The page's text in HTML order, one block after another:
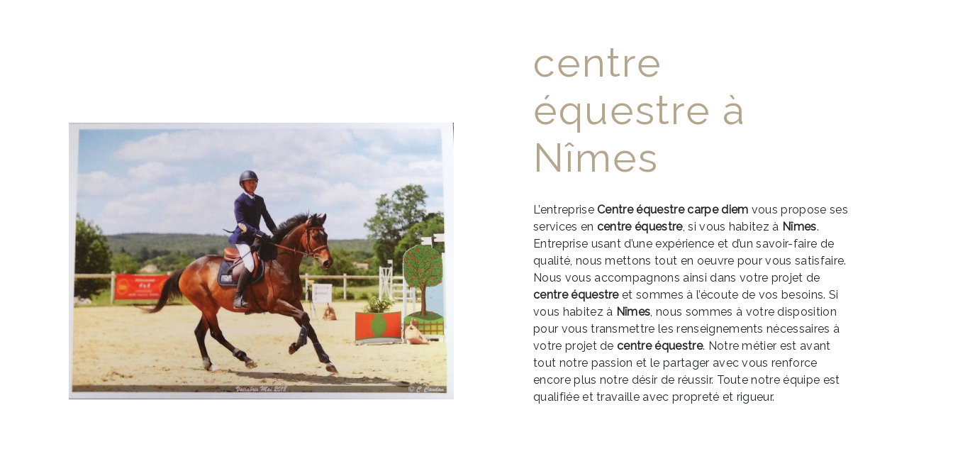
centre
équestre à
Nîmes
L’entrepriseCentre équestre carpe diem vous propose ses
services en centre équestre, si vous habitez à Nîmes.
Entreprise usant d’une expérience et d’un savoir-faire de
qualité, nous mettons tout en oeuvre pour vous satisfaire.
Nous vous accompagnons ainsi dans votre projet de
centre équestreet sommes à l’écoute de vos besoins. Si
vous habitez à Nîmes, nous sommes à votre disposition
pour vous transmettre les renseignements nécessaires à
votre projet decentre équestre. Notre métier est avant
tout notre passion et le partager avec vous renforce
encore plus notre désir de réussir. Toute notre équipe est
qualifiée et travaille avec propreté et rigueur.